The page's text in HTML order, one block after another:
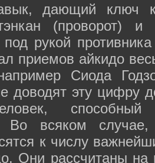
дающий ключ
(проворот)
под рукой
приемов айкидо
Сиода
доводят эту цифру
Во всяком
к числу
Они рассчитаны